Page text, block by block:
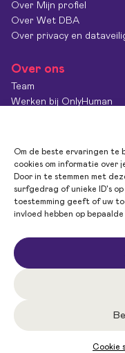
Om de beste ervaringen te
cookies om informatie over
Door in te stemmen met
surfgedrag of unieke ID's
toestemming geeft of uw
invloed hebben op
Cookie
Over Mijn profiel
Over Wet DBA
Over privacy en
Over ons
Team
Werken bij OnlyHuman
Diversiteit & Inclusie
OnlyImpact
Feedback
Privacy policy
Antidiscriminatiebeleid